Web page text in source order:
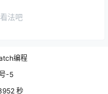
法吧
编程
-5
秒